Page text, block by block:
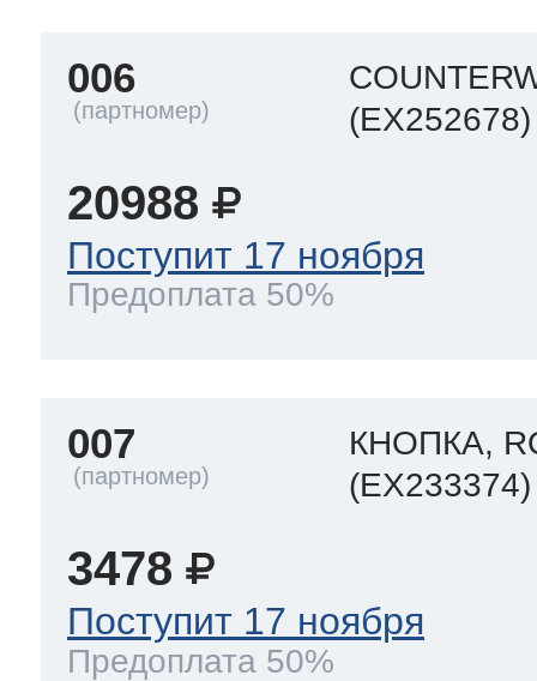
006
(EX252678)
20988
Поступит 17 ноября
Предоплата 50%
007
КНОПКА,
(EX233374)
3478
Поступит 17 ноября
Предоплата 50%